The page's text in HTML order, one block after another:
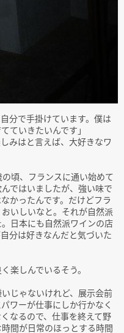
分で手掛けています。僕は
ていきたいんです」
みはと言えば、大好きなワ
頃、フランスに通い始めて
ではいましたが、強い味で
かったんです。だけどフラ
いしいなと。それが自然派
日本にも自然派ワインの店
分は好きなんだと気づいた
楽しんでいるそう。
じゃないけれど、展示会前
ワーが仕事にしか行かなく
なるので、仕事を終えて野
間が日常のほっとする時間